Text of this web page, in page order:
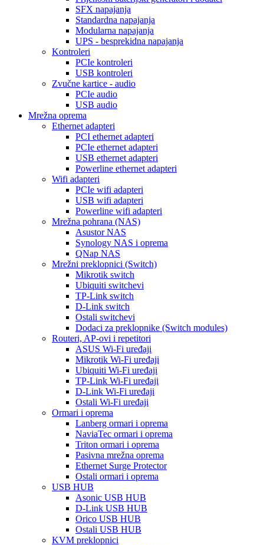
SFX napajanja
Standardna napajanja
Modularna napajanja
UPS - besprekidna napajanja
Kontroleri
PCIe kontroleri
USB kontroleri
Zvučne kartice - audio
PCIe audio
USB audio
Mrežna oprema
Ethernet adapteri
PCI ethernet adapteri
PCIe ethernet adapteri
USB ethernet adapteri
Powerline ethernet adapteri
Wifi adapteri
PCIe wifi adapteri
USB wifi adapteri
Powerline wifi adapteri
Mrežna pohrana (NAS)
Asustor NAS
Synology NAS i oprema
QNap NAS
Mrežni preklopnici (Switch)
Mikrotik switch
Ubiquiti switchevi
TP-Link switch
D-Link switch
Ostali switchevi
Dodaci za preklopnike (Switch modules)
Routeri, AP-ovi i repetitori
ASUS Wi-Fi uređaji
Mikrotik Wi-Fi uređaji
Ubiquiti Wi-Fi uređaji
TP-Link Wi-Fi uređaji
D-Link Wi-Fi uređaji
Ostali Wi-Fi uređaji
Ormari i oprema
Lanberg ormari i oprema
NaviaTec ormari i oprema
Triton ormari i oprema
Pasivna mrežna oprema
Ethernet Surge Protector
Ostali ormari i oprema
USB HUB
Asonic USB HUB
D-Link USB HUB
Orico USB HUB
Ostali USB HUB
KVM preklopnici